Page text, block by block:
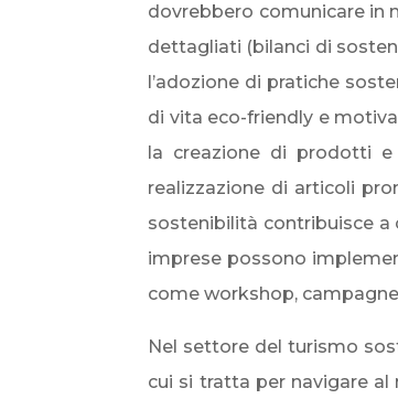
dovrebbero comunicare in
dettagliati (bilanci di
l’adozione di pratiche
di vita eco-friendly e
la creazione di prodotti
realizzazione di articoli
sostenibilità contribuisce a
imprese possono
come workshop,
Nel settore del turismo
cui si tratta per navigare